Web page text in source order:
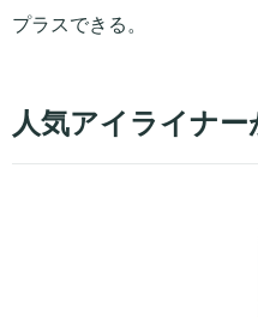
プラスできる。
人気アイライナ